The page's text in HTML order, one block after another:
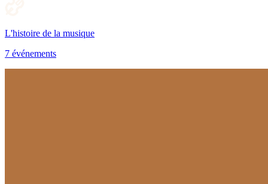
L'histoire de la musique
7 événements